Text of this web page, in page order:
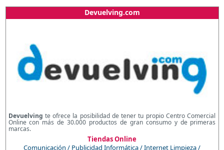
Devuelving.com
Devuelving te ofrece la posibilidad de tener tu propio Centro Comercial
Online con más de 30.000 productos de gran consumo y de primeras
marcas.
Tiendas Online
Comunicación / Publicidad Informática / Internet Limpieza /